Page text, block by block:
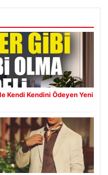
Kendi Kendini Ödeyen Yeni